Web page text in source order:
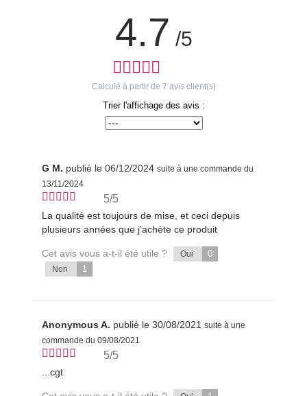
4.7 /5
Calculé à partir de 7 avis client(s)
Trier l'affichage des avis :
G M. publié le 06/12/2024 suite à une commande du
13/11/2024
5/5
La qualité est toujours de mise, et ceci depuis
plusieurs années que j'achète ce produit
Cet avis vous a-t-il été utile ? Oui 0
Non 1
Anonymous A. publié le 30/08/2021 suite à une
commande du 09/08/2021
5/5
...cgt